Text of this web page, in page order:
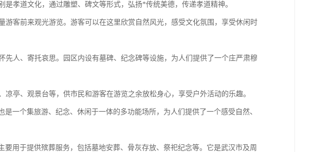
孝道文化，通过雕塑、碑文等形式，弘扬*传统美德，传递孝道精神。
游客前来观光游览。游客可以在这里欣赏自然风光，感受文化氛围，享受休闲时
先人、寄托哀思。园区内设有墓碑、纪念碑等设施，为人们提供了一个庄严肃穆
亭、观景台等，供市民和游客在游览之余放松身心，享受户外活动的乐趣。
一个集旅游、纪念、休闲于一体的多功能场所，为人们提供了一个感受自然、
用于提供殡葬服务，包括墓地安葬、骨灰存放、祭祀纪念等。它是武汉市及周